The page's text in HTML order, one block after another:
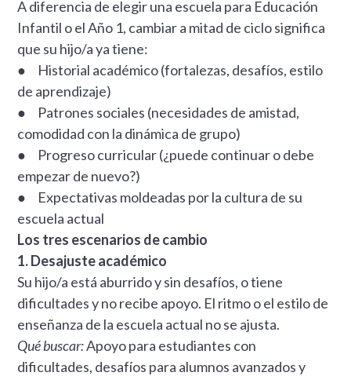
A diferencia de elegir una escuela para Educación
Infantil o el Año 1, cambiar a mitad de ciclo significa
que su hijo/a ya tiene:
● Historial académico (fortalezas, desafíos, estilo
de aprendizaje)
● Patrones sociales (necesidades de amistad,
comodidad con la dinámica de grupo)
● Progreso curricular (¿puede continuar o debe
empezar de nuevo?)
● Expectativas moldeadas por la cultura de su
escuela actual
Los tres escenarios de cambio
1. Desajuste académico
Su hijo/a está aburrido y sin desafíos, o tiene
dificultades y no recibe apoyo. El ritmo o el estilo de
enseñanza de la escuela actual no se ajusta.
Qué buscar:Apoyo para estudiantes con
dificultades, desafíos para alumnos avanzados y